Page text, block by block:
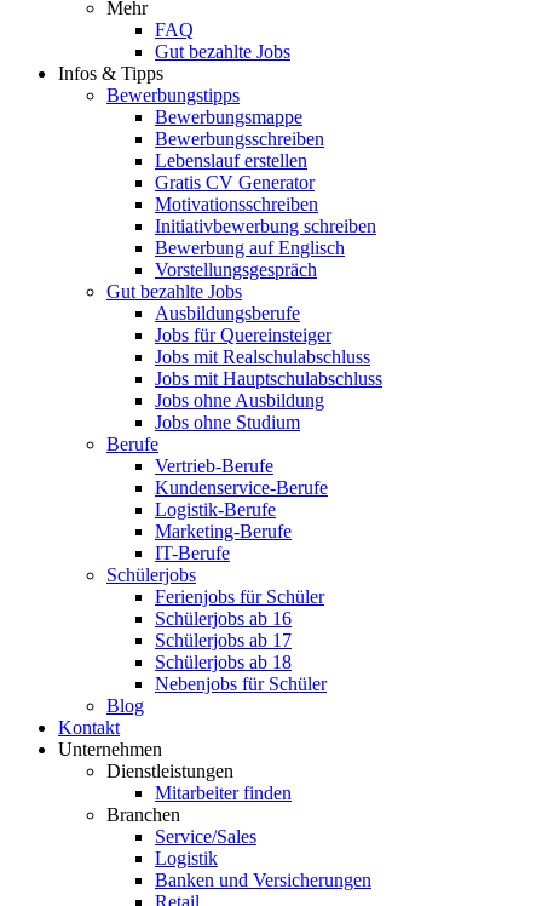
Mehr
FAQ
Gut bezahlte Jobs
Infos & Tipps
Bewerbungstipps
Bewerbungsmappe
Bewerbungsschreiben
Lebenslauf erstellen
Gratis CV Generator
Motivationsschreiben
Initiativbewerbung schreiben
Bewerbung auf Englisch
Vorstellungsgespräch
Gut bezahlte Jobs
Ausbildungsberufe
Jobs für Quereinsteiger
Jobs mit Realschulabschluss
Jobs mit Hauptschulabschluss
Jobs ohne Ausbildung
Jobs ohne Studium
Berufe
Vertrieb-Berufe
Kundenservice-Berufe
Logistik-Berufe
Marketing-Berufe
IT-Berufe
Schülerjobs
Ferienjobs für Schüler
Schülerjobs ab 16
Schülerjobs ab 17
Schülerjobs ab 18
Nebenjobs für Schüler
Blog
Kontakt
Unternehmen
Dienstleistungen
Mitarbeiter finden
Branchen
Service/Sales
Logistik
Banken und Versicherungen
Retail